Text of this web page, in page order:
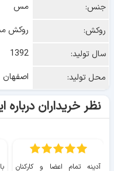
جنس:
مس
روکش:
روکش
سال تولید:
1392
محل تولید:
اصفهان
نظر خریداران درباره
آدینه تمام اعضا و کارکنان